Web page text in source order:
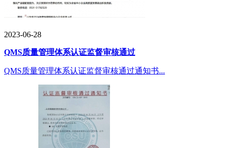
2023-06-28
QMS质量管理体系认证监督审核通过
QMS质量管理体系认证监督审核通过通知书...